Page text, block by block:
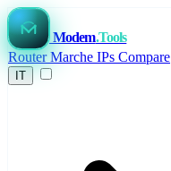
Modem.Tools
RouterMarche IPs Compare
IT